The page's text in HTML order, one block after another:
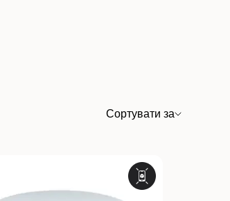
Сортувати за